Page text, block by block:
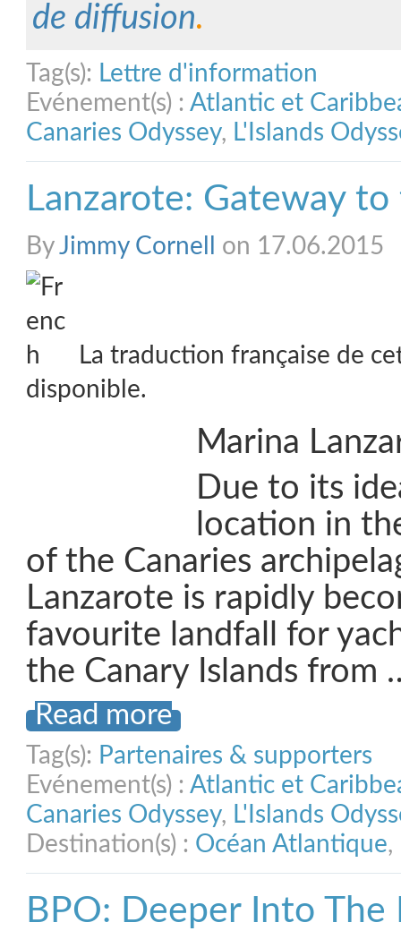
de diffusion.
Tag(s): Lettre d'information
Evénement(s) : Atlantic et
Canaries Odyssey, L'Islands
Lanzarote: Gateway
ByJimmy Cornell on 17.06.2015
La traduction française de
disponible.
Marina
Due to its
location in
of the Canaries
Lanzarote is rapidly
favourite landfall for
the Canary Islands from
Read more
Tag(s): Partenaires & supporters
Evénement(s) : Atlantic et
Canaries Odyssey, L'Islands
Destination(s) : Océan Atlantique,
BPO: Deeper Into The